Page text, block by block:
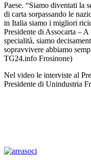
Paese. “Siamo diventati la
di carta sorpassando le
in Italia siamo i migliori
Presidente di Assocarta –
specialità, siamo
sopravvivere abbiamo
TG24.info Frosinone)
Nel video le interviste al
Presidente di Unindustria